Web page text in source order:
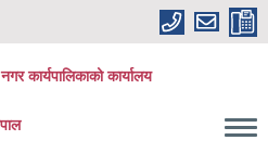
कार्यपालिकाको कार्यालय